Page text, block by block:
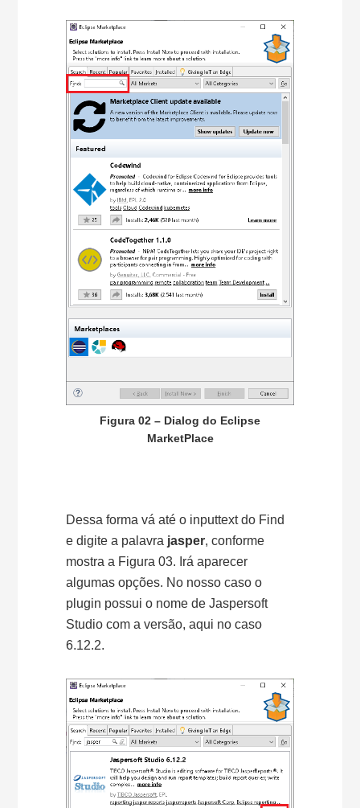
Figura 02 – Dialog do Eclipse
MarketPlace
Dessa forma vá até o inputtext do Find
e digite a palavra jasper, conforme
mostra a Figura 03. Irá aparecer
algumas opções. No nosso caso o
plugin possui o nome de Jaspersoft
Studio com a versão, aqui no caso
6.12.2.